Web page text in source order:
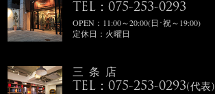
TEL：075-253-0293
OPEN：11:00～20:00(日･祝～19:00)
定休日：火曜日
三条店
TEL：075-253-0293(代表)